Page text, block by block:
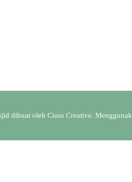
dibuat oleh Ciuss Creative.